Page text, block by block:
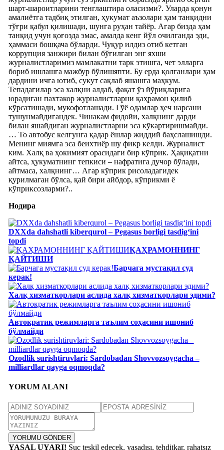
шарт-шароитларини тенглаштира оласизми?. Уларда қонун
амалиётга тадбиқ этилган, ҳукумат аъзолари ҳам танқидни
тўғри қабул қилишади, шунга руҳан тайёр. Агар бизда ҳам
танқид учун қоғозда эмас, амалда кенг йўл очилганда эди,
ҳаммаси бошқача бўларди. Чуқур илдиз отиб кетган
коррупция занжири билан бўғилган энг яхши
журналистларимиз мамлакатни тарк этишга, чет элларга
бориб ишлашга мажбур бўлишяпти. Бу ерда қолганлари ҳам
дардини ичга ютиб, сукут сақлаб яшашга маҳкум.
Тепадагилар эса халқни алдаб, фақат ўз йўриқларига
юрадиган пахтакор журналистларни қаҳрамон қилиб
кўрсатишади, мукофотлашади. Гўё одамлар ҳеч нарсани
тушунмайдигандек. Чинакам фидойи, халқнинг дарди
билан яшайдиган журналистларни эса кўкартиришмайди.
… То автобус келгунга қадар ёшлар жиддий баҳслашишди.
Менинг миямга эса беихтиёр шу фикр келди. Журналист
ким. Халқ ва ҳокимият орасидаги бир кўприк. Ҳақиқатни
айтса, ҳукуматнинг тепкиси – нафратига дучор бўлади,
айтмаса, халқнинг… Агар кўприк рисоладагидек
қурилмаган бўлса, қай бири айбдор, кўприкми ё
кўприксозларми?..
Нодира
DXXda dahshatli kiberqurol – Pegasus borligi tasdig‘ini
topdi
ҚАҲРАМОННИНГ
ҚАЙТИШИ
Барчага мустақил суд
керак!
Халқ хизматкорлари аслида халқ хизматкорлари эдими?
Автократик режимларга таълим соҳасини ишониб
бўлмайди
Ozodlik surishtiruvlari: Sardobadan Shovvozsoygacha –
milliardlar qayga oqmoqda?
YORUM ALANI
YORUMU GÖNDER
YASAL UYARI! Suç teşkil edecek, yasadışı, tehditkar, rahatsız